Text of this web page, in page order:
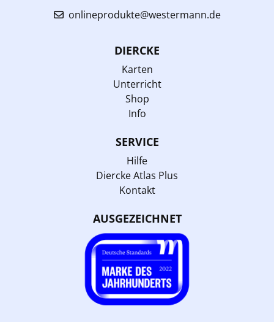
onlineprodukte@westermann.de
DIERCKE
Karten
Unterricht
Shop
Info
SERVICE
Hilfe
Diercke Atlas Plus
Kontakt
AUSGEZEICHNET